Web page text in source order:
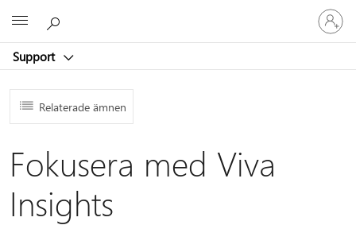
Support
Logga
in
på
konto
Relaterade ämnen
Fokusera med Viva
Insights